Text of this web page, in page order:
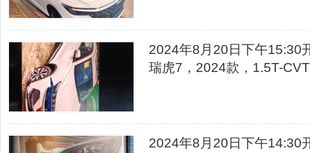
2024年8月20日下午15:30
瑞虎7，2024款，1.5T-
2024年8月20日下午14:30